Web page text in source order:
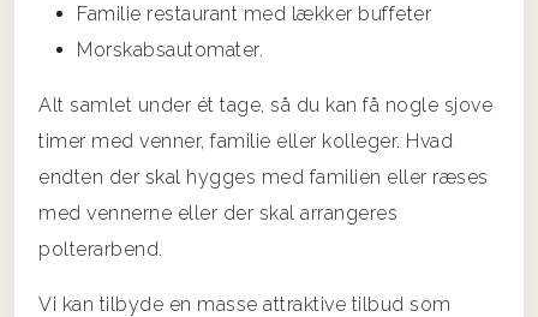
Familie restaurant med lækker buffeter
Morskabsautomater.
Alt samlet under ét tage, så du kan få nogle sjove
timer med venner, familie eller kolleger. Hvad
endten der skal hygges med familien eller ræses
med vennerne eller der skal arrangeres
polterarbend.
Vi kan tilbyde en masse attraktive tilbud som